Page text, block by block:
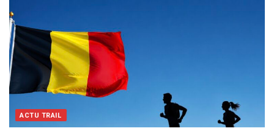
ACTU TRAIL